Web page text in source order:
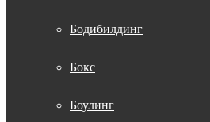
Бодибилдинг
Бокс
Боулинг